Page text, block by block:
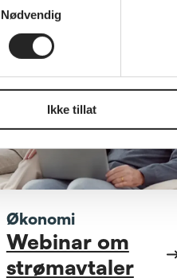
Nødvendig
Ikke tillat
Se alle nyheter
Økonomi
Webinar om
strømavtaler